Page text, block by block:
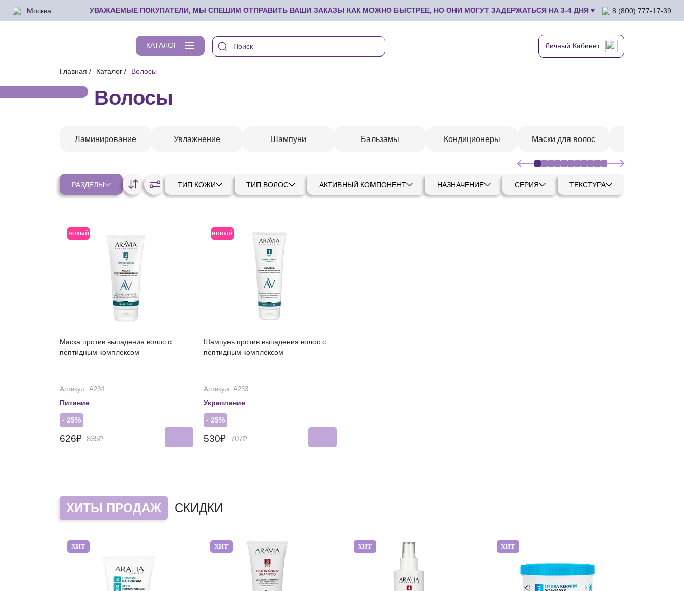
УВАЖАЕМЫЕ ПОКУПАТЕЛИ, МЫ СПЕШИМ ОТПРАВИТЬ ВАШИ ЗАКАЗЫ КАК МОЖНО БЫСТРЕЕ, НО ОНИ МОГУТ ЗАДЕРЖАТЬСЯ НА 3-4 ДНЯ ♥
Москва 8 (800) 777-17-39
КАТАЛОГ Личный Кабинет
Главная Каталог Волосы
Волосы
Ламинирование Увлажнение Шампуни Бальзамы Кондиционеры Маски для волос
РАЗДЕЛЫ ТИП КОЖИ ТИП ВОЛОС АКТИВНЫЙ КОМПОНЕНТ НАЗНАЧЕНИЕ СЕРИЯ ТЕКСТУРА
НОВЫЙ
Маска против выпадения волос с
пептидным комплексом
Артикул: А234
Питание
- 25%
626₽ 835₽
НОВЫЙ
Шампунь против выпадения волос с
пептидным комплексом
Артикул: А233
Укрепление
- 25%
530₽ 707₽
ХИТЫ ПРОДАЖ СКИДКИ
ХИТ ХИТ ХИТ ХИТ